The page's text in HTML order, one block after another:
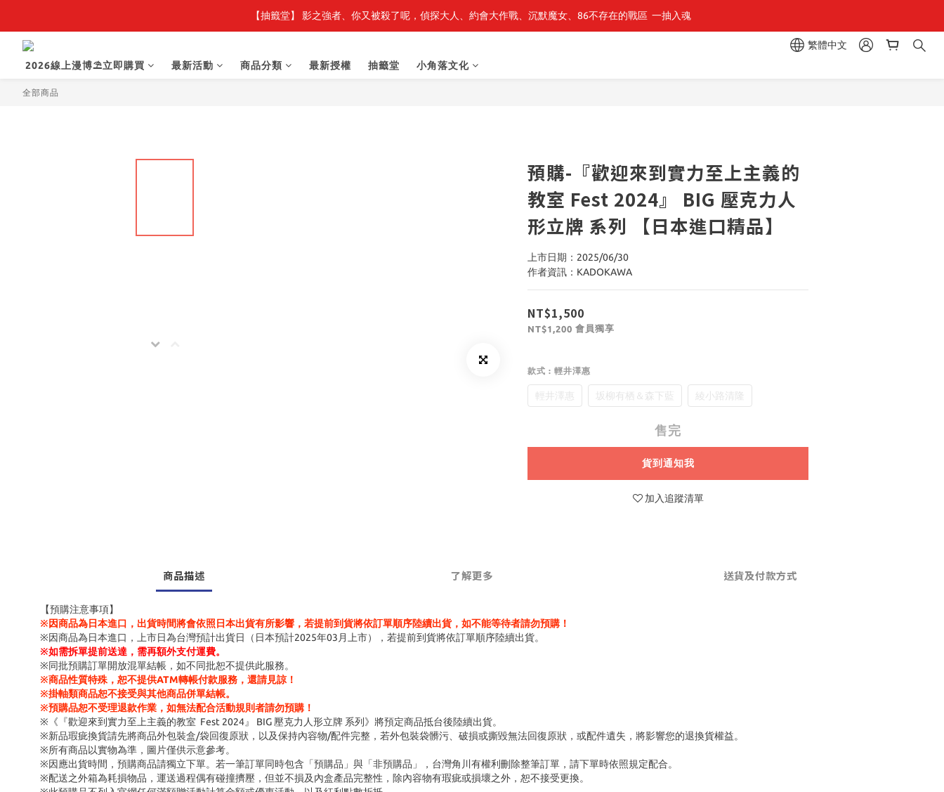
最新開賣🔥「全知讀者視角」 周邊商品
【抽籤堂】 影之強者、你又被殺了呢，偵探大人、約會大作戰、沉默魔女、86不存在的戰區  一抽入魂
繁體中文
2026線上漫博⛱️立即購買
最新活動 商品分類 最新授權 抽籤堂 小角落文化
全部商品
預購-『歡迎來到實力至上主義的
教室 Fest 2024』 BIG 壓克力人
形立牌 系列 【日本進口精品】
上市日期：2025/06/30
作者資訊：KADOKAWA
NT$1,500
NT$1,200 會員獨享
款式 : 輕井澤惠
輕井澤惠 坂柳有栖＆森下藍 綾小路清隆
售完
貨到通知我
加入追蹤清單
商品描述 了解更多 送貨及付款方式
【預購注意事項】
※因商品為日本進口，出貨時間將會依照日本出貨有所影響，若提前到貨將依訂單順序陸續出貨，如不能等待者請勿預購！
※因商品為日本進口，上市日為台灣預計出貨日（日本預計2025年03月上市），若提前到貨將依訂單順序陸續出貨。
※如需拆單提前送達，需再額外支付運費。
※同批預購訂單開放混單結帳，如不同批恕不提供此服務。
※商品性質特殊，恕不提供ATM轉帳付款服務，還請見諒！
※掛軸類商品恕不接受與其他商品併單結帳。
※預購品恕不受理退款作業，如無法配合活動規則者請勿預購！
※《『歡迎來到實力至上主義的教室 Fest 2024』 BIG 壓克力人形立牌 系列》將預定商品抵台後陸續出貨。
※新品瑕疵換貨請先將商品外包裝盒/袋回復原狀，以及保持內容物/配件完整，若外包裝袋髒污、破損或撕毀無法回復原狀，或配件遺失，將影響您的退換貨權益。
※所有商品以實物為準，圖片僅供示意參考。
※因應出貨時間，預購商品請獨立下單。若一筆訂單同時包含「預購品」與「非預購品」，台灣角川有權利刪除整筆訂單，請下單時依照規定配合。
※配送之外箱為耗損物品，運送過程偶有碰撞擠壓，但並不損及內盒產品完整性，除內容物有瑕疵或損壞之外，恕不接受更換。